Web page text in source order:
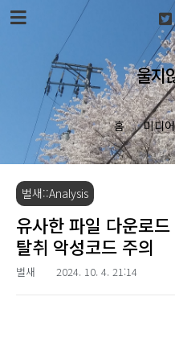
본문 바로가기
울지
홈 미디
벌새::Analysis
유사한 파일 다운로
탈취 악성코드 주의
벌새 2024. 10. 4. 21:14